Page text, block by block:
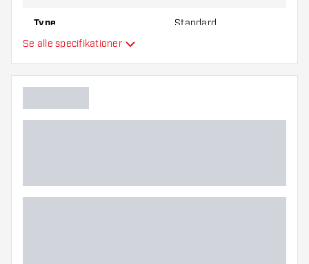
Type Standard
Hovedfarve
Se alle specifikationer